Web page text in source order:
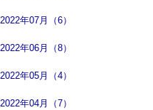
2022年07月（6）
2022年06月（8）
2022年05月（4）
2022年04月（7）